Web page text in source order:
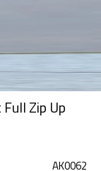
Zip Up
AK0062